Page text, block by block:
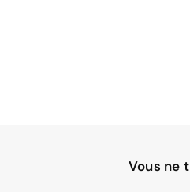
Vous ne